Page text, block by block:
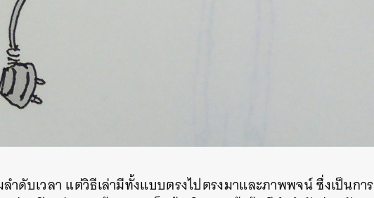
ำดับเวลา แต่วิธีเล่ามีทั้งแบบตรงไปตรงมาและภาพพจน์ ซึ่งเป็นการ